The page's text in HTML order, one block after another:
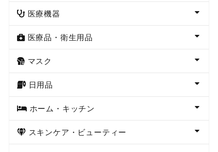
医療機器
医療品・衛生用品
マスク
日用品
ホーム・キッチン
スキンケア・ビューティー